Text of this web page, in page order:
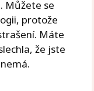
Můžete se
protože
Máte
že jste